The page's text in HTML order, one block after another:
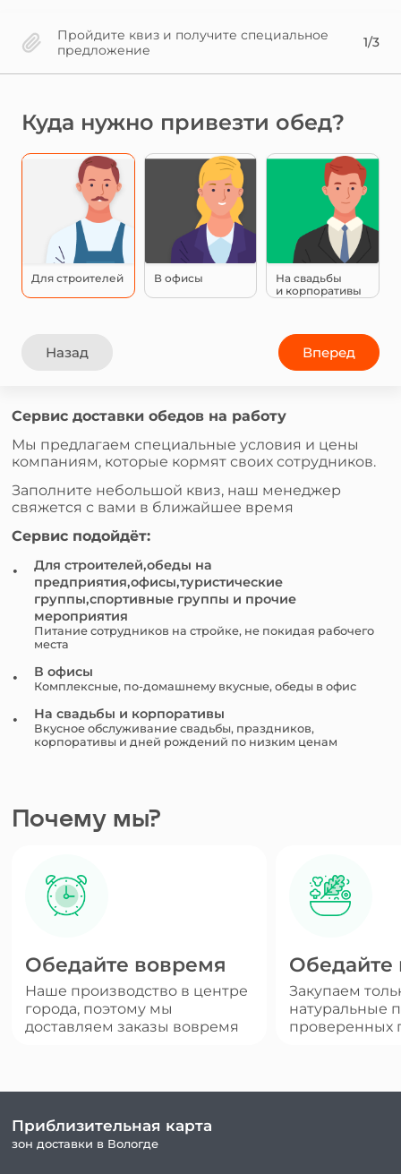
Пройдите квиз и получите специальное
предложение
1/3
Куда нужно привезти обед?
Для строителей В офисы
На свадьбы
и корпоративы
Назад Вперед
Сервис доставки обедов на работу
Мы предлагаем специальные условия и цены
компаниям, которые кормят своих сотрудников.
Заполните небольшой квиз, наш менеджер
свяжется с вами в ближайшее время
Сервис подойдёт:
Для строителей,обеды на
предприятия,офисы,туристические
группы,спортивные группы и прочие
мероприятия
Питание сотрудников на стройке, не покидая рабочего
места
В офисы
Комплексные, по-домашнему вкусные, обеды в офис
На свадьбы и корпоративы
Вкусное обслуживание свадьбы, праздников,
корпоративы и дней рождений по низким ценам
Почему мы?
Обедайте вовремя
Наше производство в центре
города, поэтому мы
доставляем заказы вовремя
Обедайте
Закупаем
натуральные
проверенных
Приблизительная карта
зон доставки в Вологде